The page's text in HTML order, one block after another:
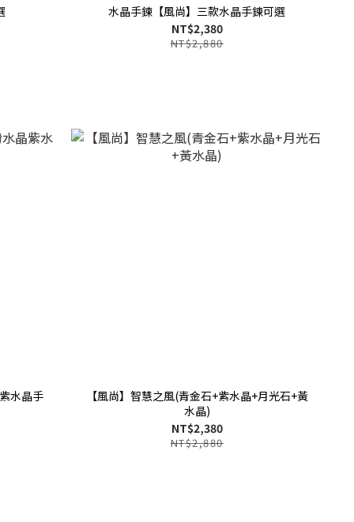
水晶手鍊【風尚】三款水晶手鍊可選
NT$2,380
NT$2,880
水晶手
【風尚】智慧之風(青金石+紫水晶+月光石+黃
水晶)
NT$2,380
NT$2,880